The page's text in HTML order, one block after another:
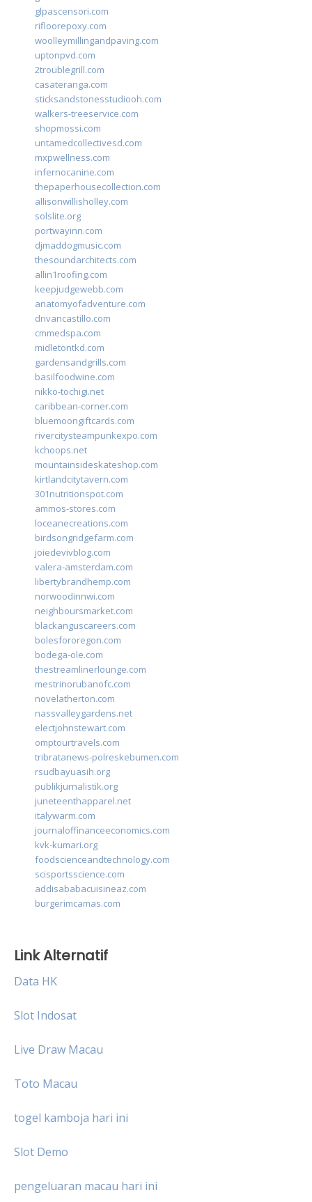
glpascensori.com
rifloorepoxy.com
woolleymillingandpaving.com
uptonpvd.com
2troublegrill.com
casateranga.com
sticksandstonesstudiooh.com
walkers-treeservice.com
shopmossi.com
untamedcollectivesd.com
mxpwellness.com
infernocanine.com
thepaperhousecollection.com
allisonwillisholley.com
solslite.org
portwayinn.com
djmaddogmusic.com
thesoundarchitects.com
allin1roofing.com
keepjudgewebb.com
anatomyofadventure.com
drivancastillo.com
cmmedspa.com
midletontkd.com
gardensandgrills.com
basilfoodwine.com
nikko-tochigi.net
caribbean-corner.com
bluemoongiftcards.com
rivercitysteampunkexpo.com
kchoops.net
mountainsideskateshop.com
kirtlandcitytavern.com
301nutritionspot.com
ammos-stores.com
loceanecreations.com
birdsongridgefarm.com
joiedevivblog.com
valera-amsterdam.com
libertybrandhemp.com
norwoodinnwi.com
neighboursmarket.com
blackanguscareers.com
bolesfororegon.com
bodega-ole.com
thestreamlinerlounge.com
mestrinorubanofc.com
novelatherton.com
nassvalleygardens.net
electjohnstewart.com
omptourtravels.com
tribratanews-polreskebumen.com
rsudbayuasih.org
publikjurnalistik.org
juneteenthapparel.net
italywarm.com
journaloffinanceeconomics.com
kvk-kumari.org
foodscienceandtechnology.com
scisportsscience.com
addisababacuisineaz.com
burgerimcamas.com
Link Alternatif
Data HK
Slot Indosat
Live Draw Macau
Toto Macau
togel kamboja hari ini
Slot Demo
pengeluaran macau hari ini